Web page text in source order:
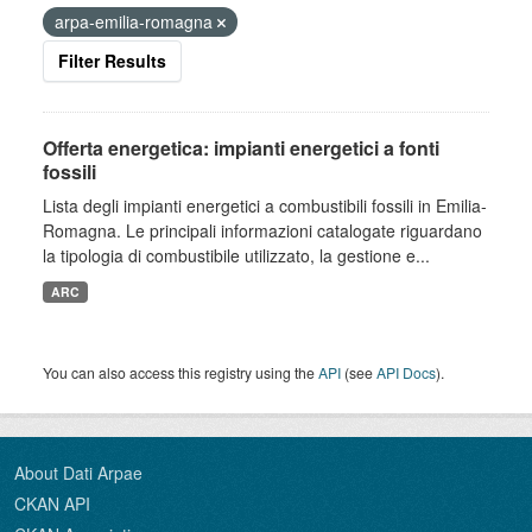
arpa-emilia-romagna
Filter Results
Offerta energetica: impianti energetici a fonti
fossili
Lista degli impianti energetici a combustibili fossili in Emilia-
Romagna. Le principali informazioni catalogate riguardano
la tipologia di combustibile utilizzato, la gestione e...
ARC
You can also access this registry using theAPI (seeAPI Docs).
About Dati Arpae
CKAN API